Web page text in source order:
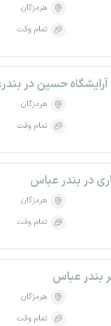
هرمزگان
تمام وقت
آرایشگاه حسین در
هرمزگان
تمام وقت
در بندر عباس
هرمزگان
تمام وقت
بندر عباس
هرمزگان
تمام وقت